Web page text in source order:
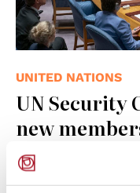
UNITED NATIONS
UN Security
new
global crises